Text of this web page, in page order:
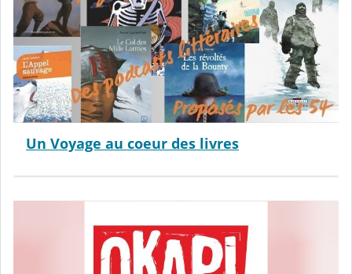
Un Voyage au coeur des livres